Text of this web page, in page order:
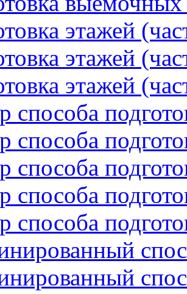
этажей
этажей
этажей
способа
способа
способа
способа
способа